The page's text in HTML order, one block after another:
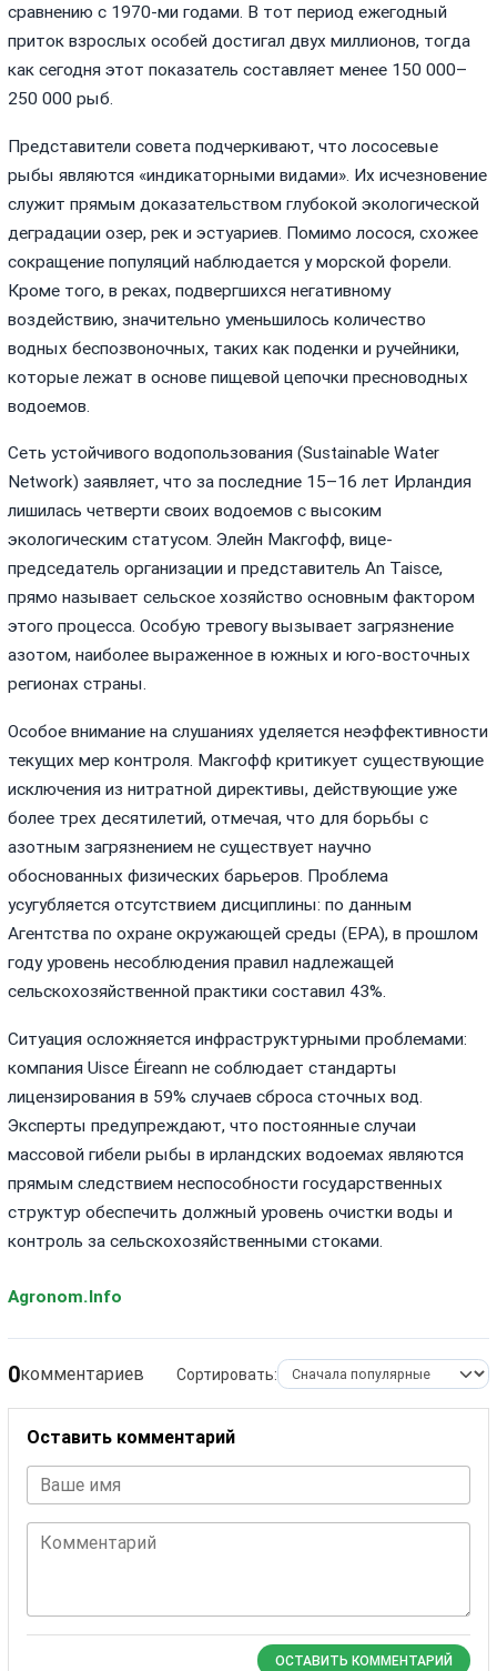
сравнению с 1970-ми годами. В тот период ежегодный
приток взрослых особей достигал двух миллионов, тогда
как сегодня этот показатель составляет менее 150 000–
250 000 рыб.
Представители совета подчеркивают, что лососевые
рыбы являются «индикаторными видами». Их исчезновение
служит прямым доказательством глубокой экологической
деградации озер, рек и эстуариев. Помимо лосося, схожее
сокращение популяций наблюдается у морской форели.
Кроме того, в реках, подвергшихся негативному
воздействию, значительно уменьшилось количество
водных беспозвоночных, таких как поденки и ручейники,
которые лежат в основе пищевой цепочки пресноводных
водоемов.
Сеть устойчивого водопользования (Sustainable Water
Network) заявляет, что за последние 15–16 лет Ирландия
лишилась четверти своих водоемов с высоким
экологическим статусом. Элейн Макгофф, вице-
председатель организации и представитель An Taisce,
прямо называет сельское хозяйство основным фактором
этого процесса. Особую тревогу вызывает загрязнение
азотом, наиболее выраженное в южных и юго-восточных
регионах страны.
Особое внимание на слушаниях уделяется неэффективности
текущих мер контроля. Макгофф критикует существующие
исключения из нитратной директивы, действующие уже
более трех десятилетий, отмечая, что для борьбы с
азотным загрязнением не существует научно
обоснованных физических барьеров. Проблема
усугубляется отсутствием дисциплины: по данным
Агентства по охране окружающей среды (EPA), в прошлом
году уровень несоблюдения правил надлежащей
сельскохозяйственной практики составил 43%.
Ситуация осложняется инфраструктурными проблемами:
компания Uisce Éireann не соблюдает стандарты
лицензирования в 59% случаев сброса сточных вод.
Эксперты предупреждают, что постоянные случаи
массовой гибели рыбы в ирландских водоемах являются
прямым следствием неспособности государственных
структур обеспечить должный уровень очистки воды и
контроль за сельскохозяйственными стоками.
Agronom.Info
0комментариев Сортировать:
Оставить комментарий
Ваше имя
Комментарий
ОСТАВИТЬ КОММЕНТАРИЙ